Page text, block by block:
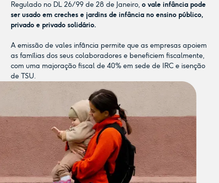
Regulado no DL 26/99 de 28 de Janeiro,o vale infância pode
ser usado em creches e jardins de infância no ensino público,
privado e privado solidário.
A emissão de vales infância permite que as empresas apoiem
as famílias dos seus colaboradores e beneficiem fiscalmente,
com uma majoração fiscal de 40% em sede de IRC e isenção
de TSU.